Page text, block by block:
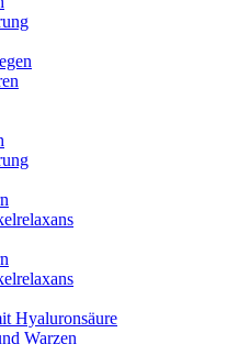
Hyaluronsäure
Warzen